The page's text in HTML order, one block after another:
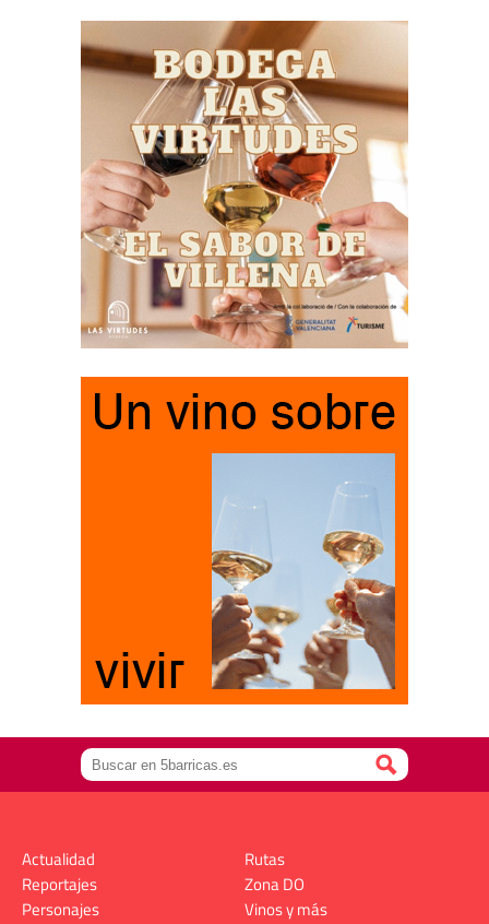
Actualidad
Reportajes
Personajes
Rutas
Zona DO
Vinos y más